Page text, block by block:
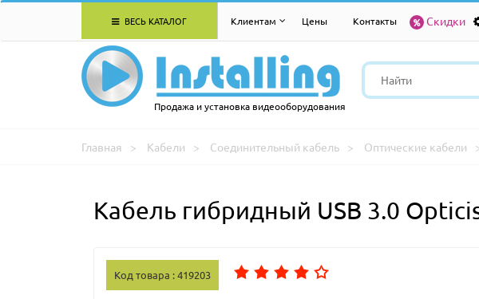
ВЕСЬ КАТАЛОГ Клиентам Цены Контакты Скидки
Продажа и установка видеооборудования
Главная Кабели Соединительный кабель Оптические кабели
Кабель гибридный USB 3.0
Код товара : 419203